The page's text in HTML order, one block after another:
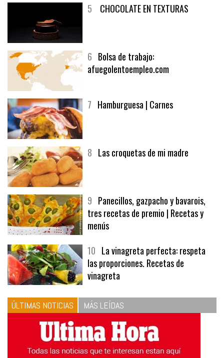
5 CHOCOLATE EN TEXTURAS
6 Bolsa de trabajo:
afuegolentoempleo.com
7 Hamburguesa | Carnes
8 Las croquetas de mi madre
9 Panecillos, gazpacho y bavarois,
tres recetas de premio | Recetas y
menús
10 La vinagreta perfecta: respeta
las proporciones. Recetas de
vinagreta
ÚLTIMAS NOTICIAS MÁS LEÍDAS